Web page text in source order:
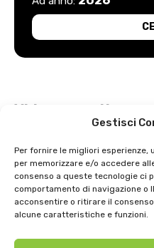
Gestisci
Per fornire le migliori esperienze,
per memorizzare e/o accedere
consenso a queste tecnologie ci
comportamento di navigazione o
acconsentire o ritirare il
alcune caratteristiche e funzioni.
Video recenti
Intervista a Gian Antonio Stella
Festa dell’ Unità PDS: